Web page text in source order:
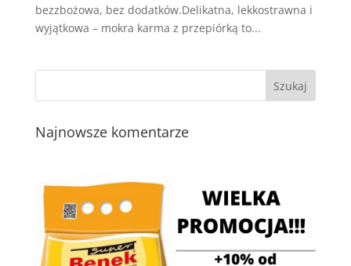
bezzbożowa, bez dodatków.Delikatna, lekkostrawna i
wyjątkowa – mokra karma z przepiórką to...
Najnowsze komentarze